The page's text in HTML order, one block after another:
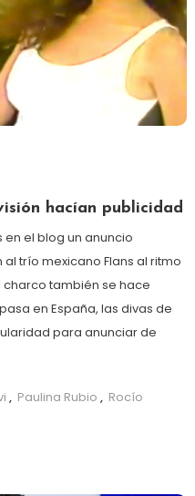
hacían publicidad
el blog un anuncio
trío mexicano Flans al ritmo
charco también se hace
en España, las divas de
para anunciar de
, Paulina Rubio , Rocío